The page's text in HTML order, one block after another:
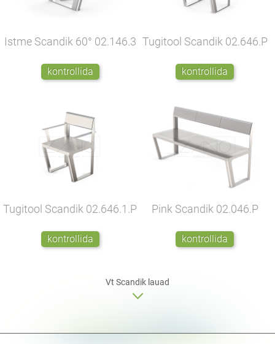
Istme Scandik 60° 02.146.3
kontrollida
Tugitool Scandik 02.646.P
kontrollida
Tugitool Scandik 02.646.1.P
kontrollida
Pink Scandik 02.046.P
kontrollida
Vt Scandik lauad